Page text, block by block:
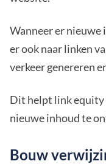
Wanneer er
er ook naar linken
verkeer genereren
Dit helpt link equity
nieuwe inhoud te
Bouw